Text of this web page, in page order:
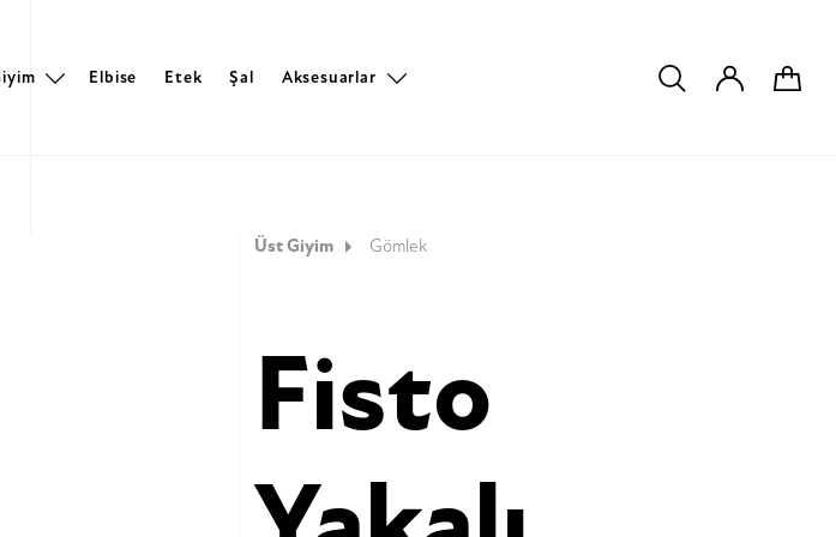
Elbise Etek Şal Aksesuarlar
Üst Giyim Gömlek
Fisto